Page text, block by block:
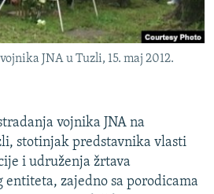
2024.
JNA u Tuzli, 15. maj 2012.
vojnika JNA na
stotinjak predstavnika vlasti
i udruženja žrtava
entiteta, zajedno sa porodicama